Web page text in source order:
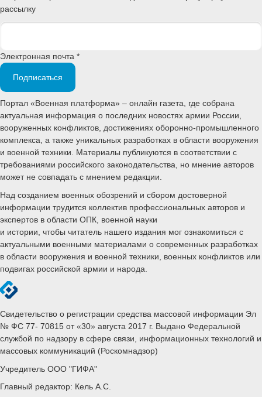
рассылку
Электронная почта *
Подписаться
Портал «Военная платформа» – онлайн газета, где собрана
актуальная информация о последних новостях армии России,
вооруженных конфликтов, достижениях оборонно-промышленного
комплекса, а также уникальных разработках в области вооружения
и военной техники. Материалы публикуются в соответствии с
требованиями российского законодательства, но мнение авторов
может не совпадать с мнением редакции.
Над созданием военных обозрений и сбором достоверной
информации трудится коллектив профессиональных авторов и
экспертов в области ОПК, военной науки
и истории, чтобы читатель нашего издания мог ознакомиться с
актуальными военными материалами о современных разработках
в области вооружения и военной техники, военных конфликтов или
подвигах российской армии и народа.
Свидетельство о регистрации средства массовой информации Эл
№ ФС 77- 70815 от «30» августа 2017 г. Выдано Федеральной
службой по надзору в сфере связи, информационных технологий и
массовых коммуникаций (Роскомнадзор)
Учредитель ООО "ГИФА"
Главный редактор: Кель А.С.